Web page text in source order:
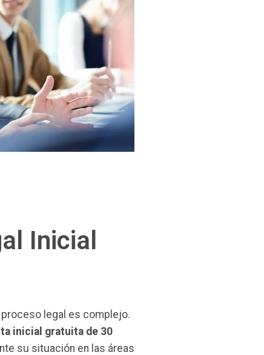
Inicial
legal es complejo.
inicial gratuita de 30
su situación en las áreas